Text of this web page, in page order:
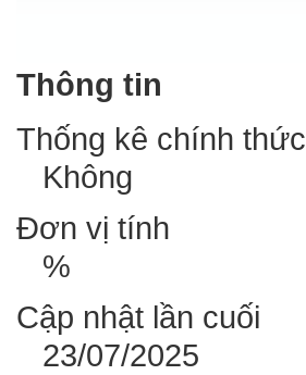
Thông tin
Thống kê chính thức
Không
Đơn vị tính
%
Cập nhật lần cuối
23/07/2025